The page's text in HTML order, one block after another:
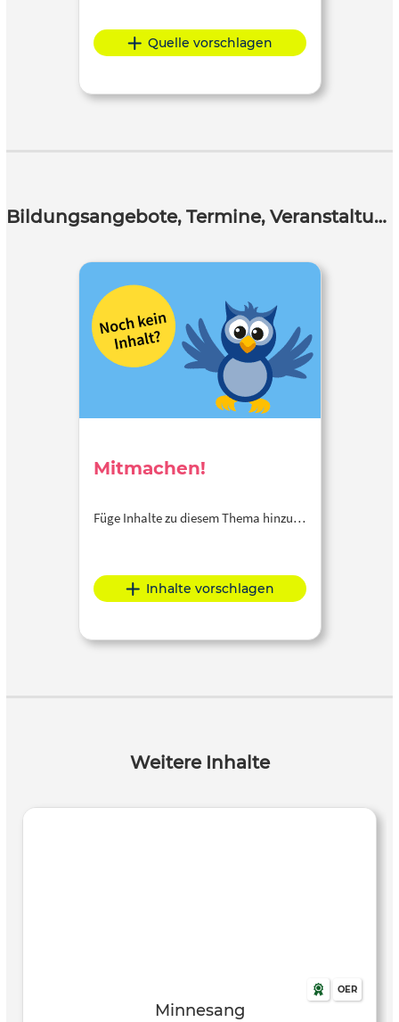
Quelle vorschlagen
Bildungsangebote, Termine, Veranstaltungen
Mitmachen!
Füge Inhalte zu diesem Thema hinzu…
Inhalte vorschlagen
Weitere Inhalte
OER
Minnesang